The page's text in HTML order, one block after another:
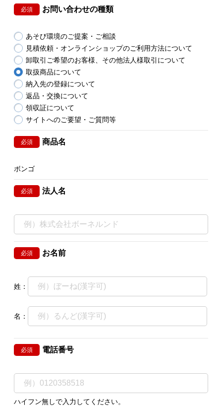
必須 お問い合わせの種類
あそび環境のご提案・ご相談
見積依頼・オンラインショップのご利用方法について
卸取引ご希望のお客様、その他法人様取引について
取扱商品について
納入先の登録について
返品・交換について
領収証について
サイトへのご要望・ご質問等
必須 商品名
ボンゴ
必須 法人名
必須 お名前
姓：
名：
必須 電話番号
ハイフン無しで入力してください。